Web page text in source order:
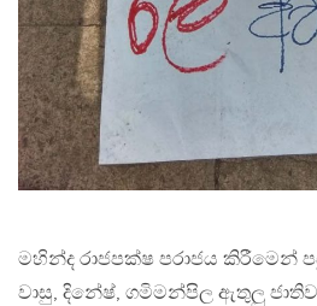
මහින්ද රාජපක්ෂ පරාජය කිරීමෙන්
වාසු, දිනේෂ්, ගමිමන්පිල ඇතුලු